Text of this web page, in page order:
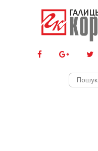
Пошук: